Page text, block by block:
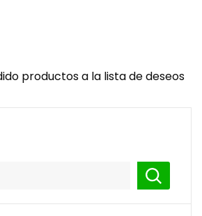
productos a la lista de deseos